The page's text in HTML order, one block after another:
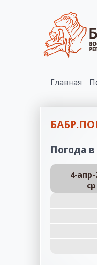
Главная
Погода в
4-апр-
ср